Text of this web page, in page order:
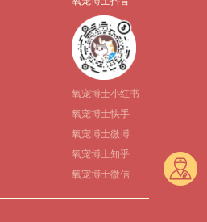
氧宠博士小红书
氧宠博士快手
氧宠博士微博
氧宠博士知乎
氧宠博士微信